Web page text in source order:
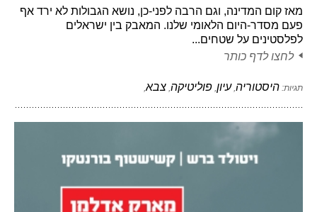
מאז קום המדינה, וגם הרבה לפני-כן, נושא הגבולות לא ירד אף
פעם מסדר-היום הלאומי שלנו. המאבק בין ישראלים
לפלסטינים על שטחים...
לחצו לדף כותר
תגיות: היסטוריה,עיון, פוליטיקה, צבא,